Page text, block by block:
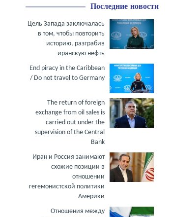
Последние новости
Цель Запада заключалась
в том, чтобы повторить
историю, разграбив
иранскую нефть
End piracy in the Caribbean
/ Do not travel to Germany
The return of foreign
exchange from oil sales is
carried out under the
supervision of the Central
Bank
Иран и Россия занимают
схожие позиции в
отношении
гегемонистской политики
Америки
Отношения между